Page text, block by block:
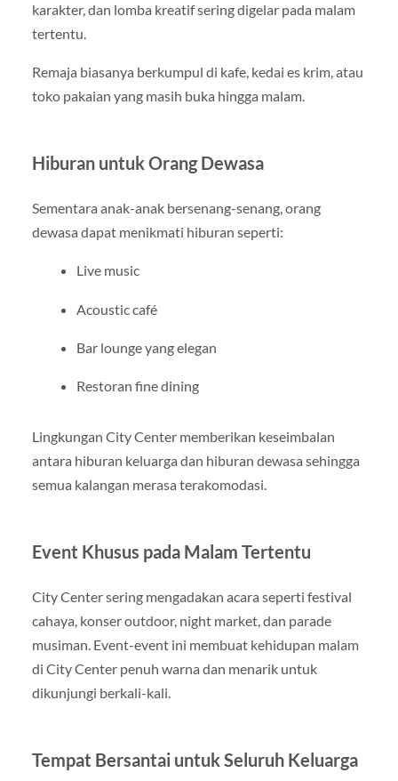
karakter, dan lomba kreatif sering digelar pada malam
tertentu.
Remaja biasanya berkumpul di kafe, kedai es krim, atau
toko pakaian yang masih buka hingga malam.
Hiburan untuk Orang Dewasa
Sementara anak-anak bersenang-senang, orang
dewasa dapat menikmati hiburan seperti:
Live music
Acoustic café
Bar lounge yang elegan
Restoran fine dining
Lingkungan City Center memberikan keseimbalan
antara hiburan keluarga dan hiburan dewasa sehingga
semua kalangan merasa terakomodasi.
Event Khusus pada Malam Tertentu
City Center sering mengadakan acara seperti festival
cahaya, konser outdoor, night market, dan parade
musiman. Event-event ini membuat kehidupan malam
di City Center penuh warna dan menarik untuk
dikunjungi berkali-kali.
Tempat Bersantai untuk Seluruh Keluarga